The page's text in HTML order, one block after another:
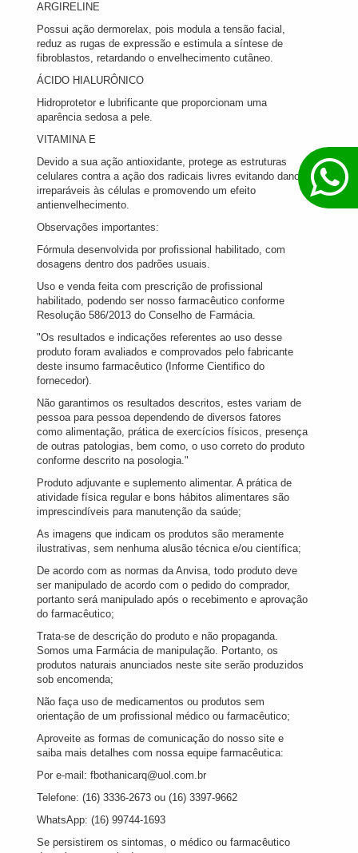
ARGIRELINE
Possui ação dermorelax, pois modula a tensão facial,
reduz as rugas de expressão e estimula a síntese de
fibroblastos, retardando o envelhecimento cutâneo.
ÁCIDO HIALURÔNICO
Hidroprotetor e lubrificante que proporcionam uma
aparência sedosa a pele.
VITAMINA E
Devido a sua ação antioxidante, protege as estruturas
celulares contra a ação dos radicais livres evitando danos
irreparáveis às células e promovendo um efeito
antienvelhecimento.
Observações importantes:
Fórmula desenvolvida por profissional habilitado, com
dosagens dentro dos padrões usuais.
Uso e venda feita com prescrição de profissional
habilitado, podendo ser nosso farmacêutico conforme
Resolução 586/2013 do Conselho de Farmácia.
"Os resultados e indicações referentes ao uso desse
produto foram avaliados e comprovados pelo fabricante
deste insumo farmacêutico (Informe Cientifico do
fornecedor).
Não garantimos os resultados descritos, estes variam de
pessoa para pessoa dependendo de diversos fatores
como alimentação, prática de exercícios físicos, presença
de outras patologias, bem como, o uso correto do produto
conforme descrito na posologia."
Produto adjuvante e suplemento alimentar. A prática de
atividade física regular e bons hábitos alimentares são
imprescindíveis para manutenção da saúde;
As imagens que indicam os produtos são meramente
ilustrativas, sem nenhuma alusão técnica e/ou científica;
De acordo com as normas da Anvisa, todo produto deve
ser manipulado de acordo com o pedido do comprador,
portanto será manipulado após o recebimento e aprovação
do farmacêutico;
Trata-se de descrição do produto e não propaganda.
Somos uma Farmácia de manipulação. Portanto, os
produtos naturais anunciados neste site serão produzidos
sob encomenda;
Não faça uso de medicamentos ou produtos sem
orientação de um profissional médico ou farmacêutico;
Aproveite as formas de comunicação do nosso site e
saiba mais detalhes com nossa equipe farmacêutica:
Por e-mail: fbothanicarq@uol.com.br
Telefone: (16) 3336-2673 ou (16) 3397-9662
WhatsApp: (16) 99744-1693
Se persistirem os sintomas, o médico ou farmacêutico